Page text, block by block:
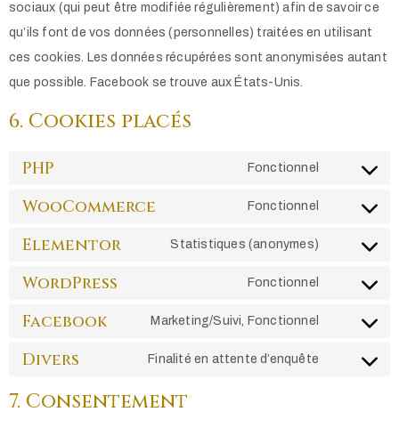
sociaux (qui peut être modifiée régulièrement) afin de savoir ce
qu’ils font de vos données (personnelles) traitées en utilisant
ces cookies. Les données récupérées sont anonymisées autant
que possible. Facebook se trouve aux États-Unis.
6. Cookies placés
PHP Fonctionnel
WooCommerce Fonctionnel
Elementor Statistiques (anonymes)
WordPress Fonctionnel
Facebook Marketing/Suivi, Fonctionnel
Divers Finalité en attente d’enquête
7. Consentement